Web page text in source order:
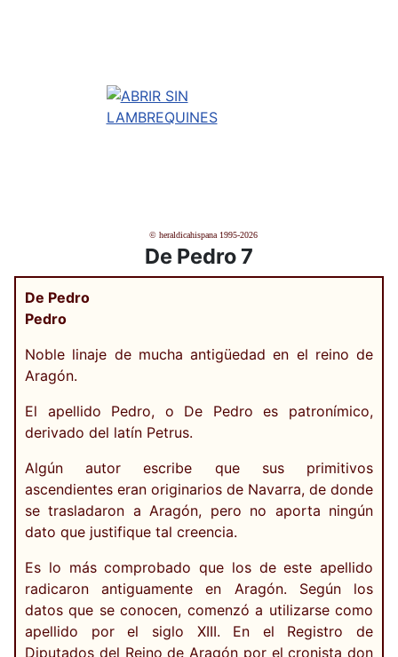
© heraldicahispana 1995-2026
De Pedro 7
De Pedro
Pedro
Noble linaje de mucha antigüedad en el reino de
Aragón.
El apellido Pedro, o De Pedro es patronímico,
derivado del latín Petrus.
Algún autor escribe que sus primitivos
ascendientes eran originarios de Navarra, de donde
se trasladaron a Aragón, pero no aporta ningún
dato que justifique tal creencia.
Es lo más comprobado que los de este apellido
radicaron antiguamente en Aragón. Según los
datos que se conocen, comenzó a utilizarse como
apellido por el siglo XIII. En el Registro de
Diputados del Reino de Aragón por el cronista don